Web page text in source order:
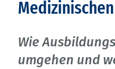
Wie
umgehen und